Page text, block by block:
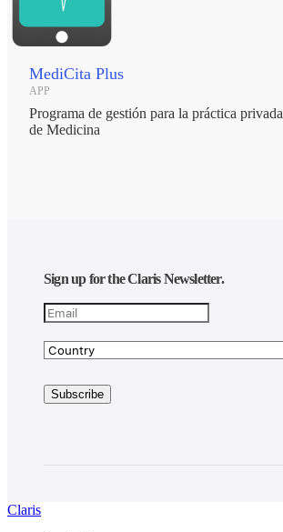
MediCita Plus
APP
Programa de gestión para la práctica privada
de Medicina
Sign up for the Claris Newsletter.
Claris